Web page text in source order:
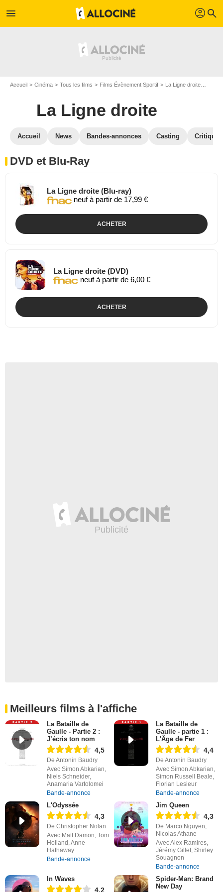
menu profil search
Accueil Cinéma Tous les films Films Évènement Sportif La Ligne droite
La Ligne droite
Accueil News Bandes-annonces Casting
DVD et Blu-Ray
La Ligne droite (Blu-ray)
neuf à partir de 17,99 €
ACHETER
La Ligne droite (DVD)
neuf à partir de 6,00 €
ACHETER
Meilleurs films à l'affiche
La Bataille de
Gaulle - Partie 2 :
J’écris ton nom
4,5
De Antonin Baudry
Avec Simon Abkarian,
Niels Schneider,
Anamaria Vartolomei
Bande-annonce
La Bataille de
Gaulle - partie 1 :
L'Âge de Fer
4,4
De Antonin Baudry
Avec Simon Abkarian,
Simon Russell Beale,
Florian Lesieur
Bande-annonce
L'Odyssée
4,3
De Christopher Nolan
Avec Matt Damon, Tom
Holland, Anne
Hathaway
Bande-annonce
Jim Queen
4,3
De Marco Nguyen,
Nicolas Athane
Avec Alex Ramires,
Jérémy Gillet, Shirley
Souagnon
Bande-annonce
In Waves
4,2
Spider-Man: Brand
New Day